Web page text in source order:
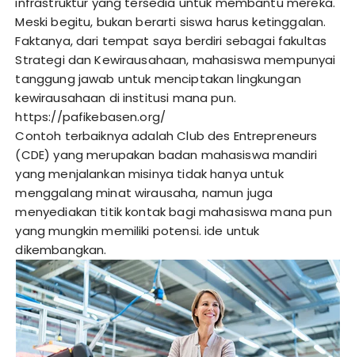
Meski begitu, bukan berarti siswa harus ketinggalan.
Faktanya, dari tempat saya berdiri sebagai fakultas
Strategi dan Kewirausahaan, mahasiswa mempunyai
tanggung jawab untuk menciptakan lingkungan
kewirausahaan di institusi mana pun.
https://pafikebasen.org/
Contoh terbaiknya adalah Club des Entrepreneurs
(CDE) yang merupakan badan mahasiswa mandiri
yang menjalankan misinya tidak hanya untuk
menggalang minat wirausaha, namun juga
menyediakan titik kontak bagi mahasiswa mana pun
yang mungkin memiliki potensi. ide untuk
dikembangkan.